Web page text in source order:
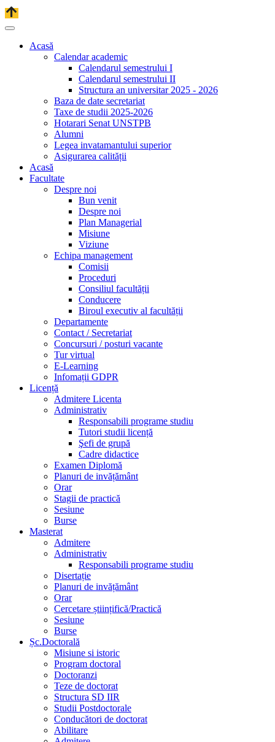
Acasă
Calendar academic
Calendarul semestrului I
Calendarul semestrului II
Structura an universitar 2025 - 2026
Baza de date secretariat
Taxe de studii 2025-2026
Hotarari Senat UNSTPB
Alumni
Legea invatamantului superior
Asigurarea calității
Acasă
Facultate
Despre noi
Bun venit
Despre noi
Plan Managerial
Misiune
Viziune
Echipa management
Comisii
Proceduri
Consiliul facultății
Conducere
Biroul executiv al facultății
Departamente
Contact / Secretariat
Concursuri / posturi vacante
Tur virtual
E-Learning
Infomații GDPR
Licență
Admitere Licenta
Administrativ
Responsabili programe studiu
Tutori studii licență
Şefi de grupă
Cadre didactice
Examen Diplomă
Planuri de invățământ
Orar
Stagii de practică
Sesiune
Burse
Masterat
Admitere
Administrativ
Responsabili programe studiu
Disertație
Planuri de invățământ
Orar
Cercetare științifică/Practică
Sesiune
Burse
Șc.Doctorală
Misiune si istoric
Program doctoral
Doctoranzi
Teze de doctorat
Structura SD IIR
Studii Postdoctorale
Conducători de doctorat
Abilitare